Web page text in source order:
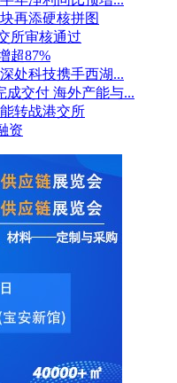
再添硬核拼图
所审核通过
超87%
处科技携手西湖...
成交付 海外产能与...
转战港交所
资